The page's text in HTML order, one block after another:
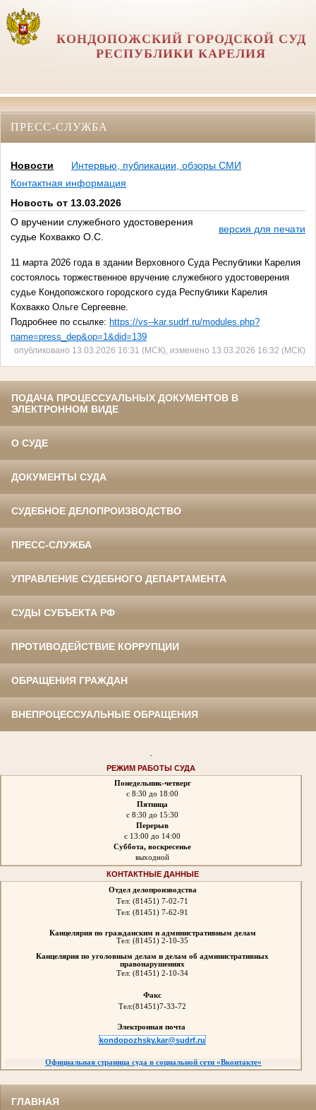
КОНДОПОЖСКИЙ ГОРОДСКОЙ СУД
РЕСПУБЛИКИ КАРЕЛИЯ
ПРЕСС-СЛУЖБА
Новости
Интервью, публикации, обзоры СМИ
Контактная информация
Новость от 13.03.2026
О вручении служебного удостоверения
судье Кохвакко О.С.
версия для печати
11 марта 2026 года в здании Верховного Суда Республики Карелия
состоялось торжественное вручение служебного удостоверения
судье Кондопожского городского суда Республики Карелия
Кохвакко Ольге Сергеевне.
Подробнее по ссылке: https://vs--kar.sudrf.ru/modules.php?
name=press_dep&op=1&did=139
опубликовано 13.03.2026 16:31 (МСК), изменено 13.03.2026 16:32 (МСК)
ПОДАЧА ПРОЦЕССУАЛЬНЫХ ДОКУМЕНТОВ В
ЭЛЕКТРОННОМ ВИДЕ
О СУДЕ
ДОКУМЕНТЫ СУДА
СУДЕБНОЕ ДЕЛОПРОИЗВОДСТВО
ПРЕСС-СЛУЖБА
УПРАВЛЕНИЕ СУДЕБНОГО ДЕПАРТАМЕНТА
СУДЫ СУБЪЕКТА РФ
ПРОТИВОДЕЙСТВИЕ КОРРУПЦИИ
ОБРАЩЕНИЯ ГРАЖДАН
ВНЕПРОЦЕССУАЛЬНЫЕ ОБРАЩЕНИЯ
РЕЖИМ РАБОТЫ СУДА
Понедельник-четверг
с 8:30 до 18:00
Пятница
с 8:30 до 15:30
Перерыв
с 13:00 до 14:00
Суббота, воскресенье
выходной
КОНТАКТНЫЕ ДАННЫЕ
Отдел делопроизводства
Тел: (81451) 7-02-71
Тел: (81451) 7-62-91
Канцелярия по гражданским и административным делам
Тел: (81451) 2-10-35
Канцелярия по уголовным делам и делам об административных
правонарушениях
Тел: (81451) 2-10-34
Факс
Тел:(81451)7-33-72
Электронная почта
kondopozhsky.kar@sudrf.ru
Официальная страница суда в социальной сети «Вконтакте»
ГЛАВНАЯ